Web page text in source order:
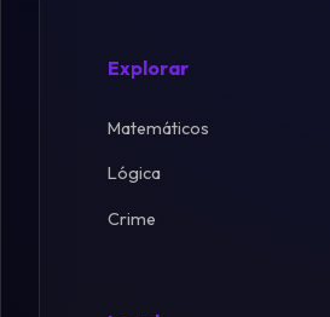
Explorar
Matemáticos
Lógica
Crime